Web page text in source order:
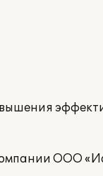
ООО